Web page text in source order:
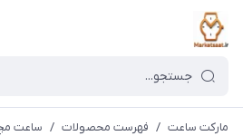
مارکت ساعت / فهرست محصولات / ساعت